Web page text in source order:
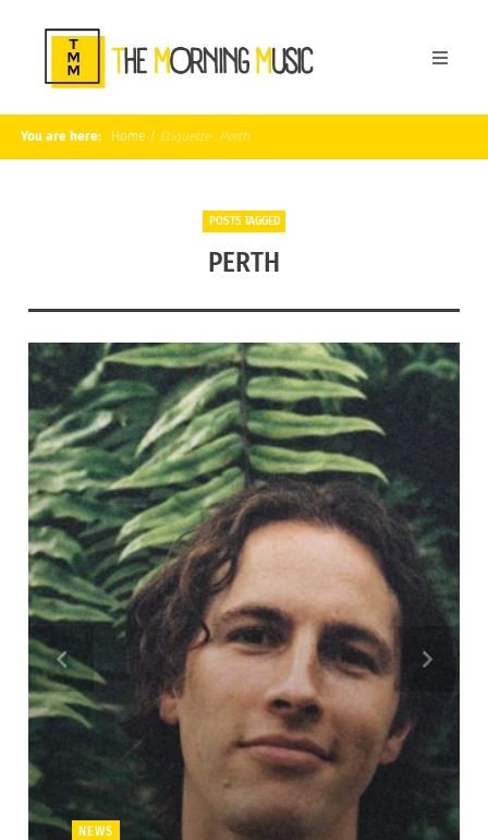
You are here: Home / Étiquette : Perth
POSTS TAGGED
PERTH
NEWS